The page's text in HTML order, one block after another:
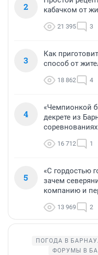
2
кабачком от
21 395 3
3
Как
способ от
18 862 4
4
«Чемпионкой
декрете из
16 712 1
5
«С гордостью
зачем
компанию и
13 969 2
ПОГОДА В
ФОРУМЫ В